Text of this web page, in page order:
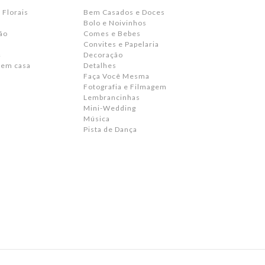
Florais
casa
Bem Casados e Doces
Bolo e Noivinhos
Comes e Bebes
Convites e Papelaria
Decoração
Detalhes
Faça Você Mesma
Fotografia e Filmagem
Lembrancinhas
Mini-Wedding
Música
Pista de Dança